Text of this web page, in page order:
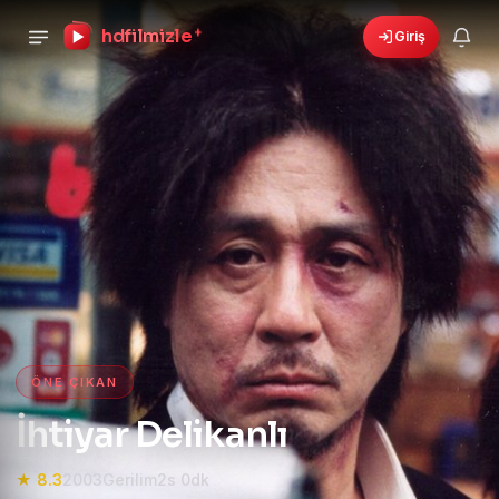
hdfilmizle + Giriş
🎁 6 yeni fırsat! Bonusları gör›
HD Film izle — HD Film İzle,
ÖNE ÇIKAN
İhtiyar Delikanlı
★ 8.32003 Gerilim2s 0dk